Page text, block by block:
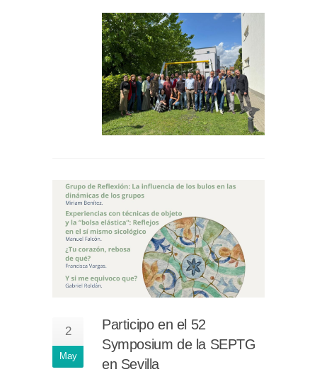
2
May
Participo en el 52
Symposium de la SEPTG
en Sevilla